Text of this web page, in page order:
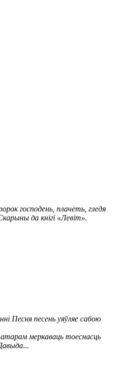
господень, плачеть, гледя
да кнігі «Левіт».
Песня песень уяўляе сабою
меркаваць тоеснасць